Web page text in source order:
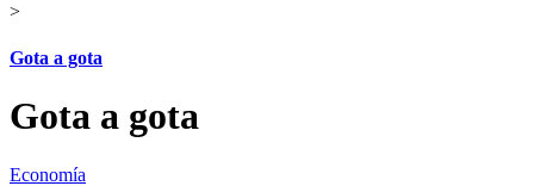
>
Gota a gota
Gota a gota
Economía